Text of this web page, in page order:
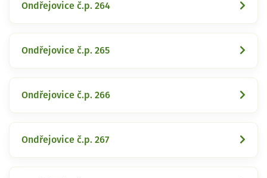
Ondřejovice č.p. 264
Ondřejovice č.p. 265
Ondřejovice č.p. 266
Ondřejovice č.p. 267